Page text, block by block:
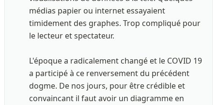
médias papier ou internet essayaient
timidement des graphes. Trop compliqué pour
le lecteur et spectateur.
L'époque a radicalement changé et le COVID 19
a participé à ce renversement du précédent
dogme. De nos jours, pour être crédible et
convaincant il faut avoir un diagramme en